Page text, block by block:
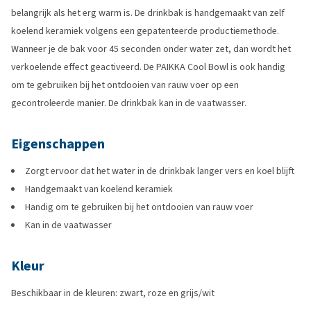
belangrijk als het erg warm is. De drinkbak is handgemaakt van zelf
koelend keramiek volgens een gepatenteerde productiemethode.
Wanneer je de bak voor 45 seconden onder water zet, dan wordt het
verkoelende effect geactiveerd. De PAIKKA Cool Bowl is ook handig
om te gebruiken bij het ontdooien van rauw voer op een
gecontroleerde manier. De drinkbak kan in de vaatwasser.
Eigenschappen
Zorgt ervoor dat het water in de drinkbak langer vers en koel blijft
Handgemaakt van koelend keramiek
Handig om te gebruiken bij het ontdooien van rauw voer
Kan in de vaatwasser
Kleur
Beschikbaar in de kleuren: zwart, roze en grijs/wit